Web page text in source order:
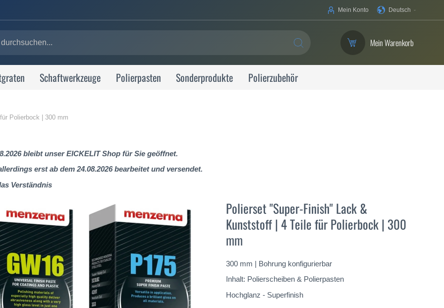
Ihre
Deutsch
Mein Konto
SUCHE Mein Warenkorb
Schaftwerkzeuge Polierpasten Sonderprodukte Polierzubehör
Polierbock | 300 mm
bleibt unser EICKELIT Shop für Sie geöffnet.
erst ab dem 24.08.2026 bearbeitet und versendet.
Verständnis
Polierset "Super-Finish" Lack &
Kunststoff | 4 Teile für Polierbock | 300
mm
300 mm | Bohrung konfigurierbar
Inhalt: Polierscheiben & Polierpasten
Hochglanz - Superfinish